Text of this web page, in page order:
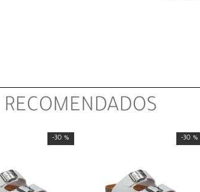
RECOMENDADOS
-30 % -30 %